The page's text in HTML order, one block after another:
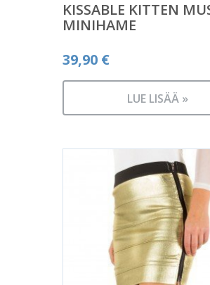
KISSABLE KITTEN
MINIHAME
39,90 €
LUE LISÄÄ »